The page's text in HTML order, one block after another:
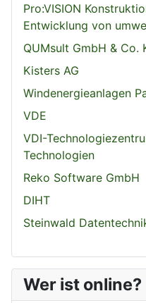
Pro:VISION
Entwicklung von
QUMsult GmbH & Co.
Kisters AG
Windenergieanlagen
VDE
VDI-
Technologien
Reko Software GmbH
DIHT
Steinwald
Wer ist online?